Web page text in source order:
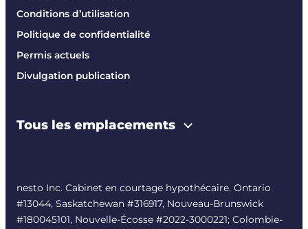
Conditions d’utilisation
Politique de confidentialité
Permis actuels
Divulgation publication
Tous les emplacements
nesto Inc. Cabinet en courtage hypothécaire. Ontario
#13044, Saskatchewan #316917, Nouveau-Brunswick
#180045101, Nouvelle-Écosse #2022-3000221; Colombie-